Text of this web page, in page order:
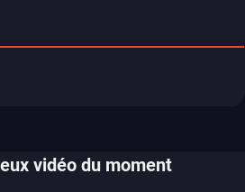
vidéo du moment